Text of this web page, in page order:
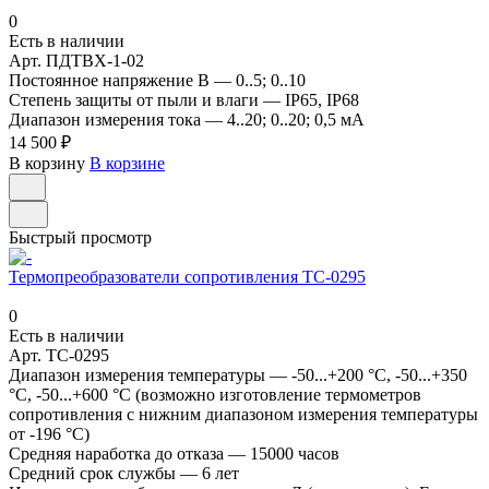
0
Есть в наличии
Арт. ПДТВХ-1-02
Постоянное напряжение В — 0..5; 0..10
Степень защиты от пыли и влаги — IP65, IP68
Диапазон измерения тока — 4..20; 0..20; 0,5 мА
14 500 ₽
В корзину В корзине
Быстрый просмотр
Термопреобразователи сопротивления ТС-0295
0
Есть в наличии
Арт. ТС-0295
Диапазон измерения температуры — -50...+200 °С, -50...+350
°С, -50...+600 °С (возможно изготовление термометров
сопротивления с нижним диапазоном измерения температуры
от -196 °С)
Средняя наработка до отказа — 15000 часов
Средний срок службы — 6 лет